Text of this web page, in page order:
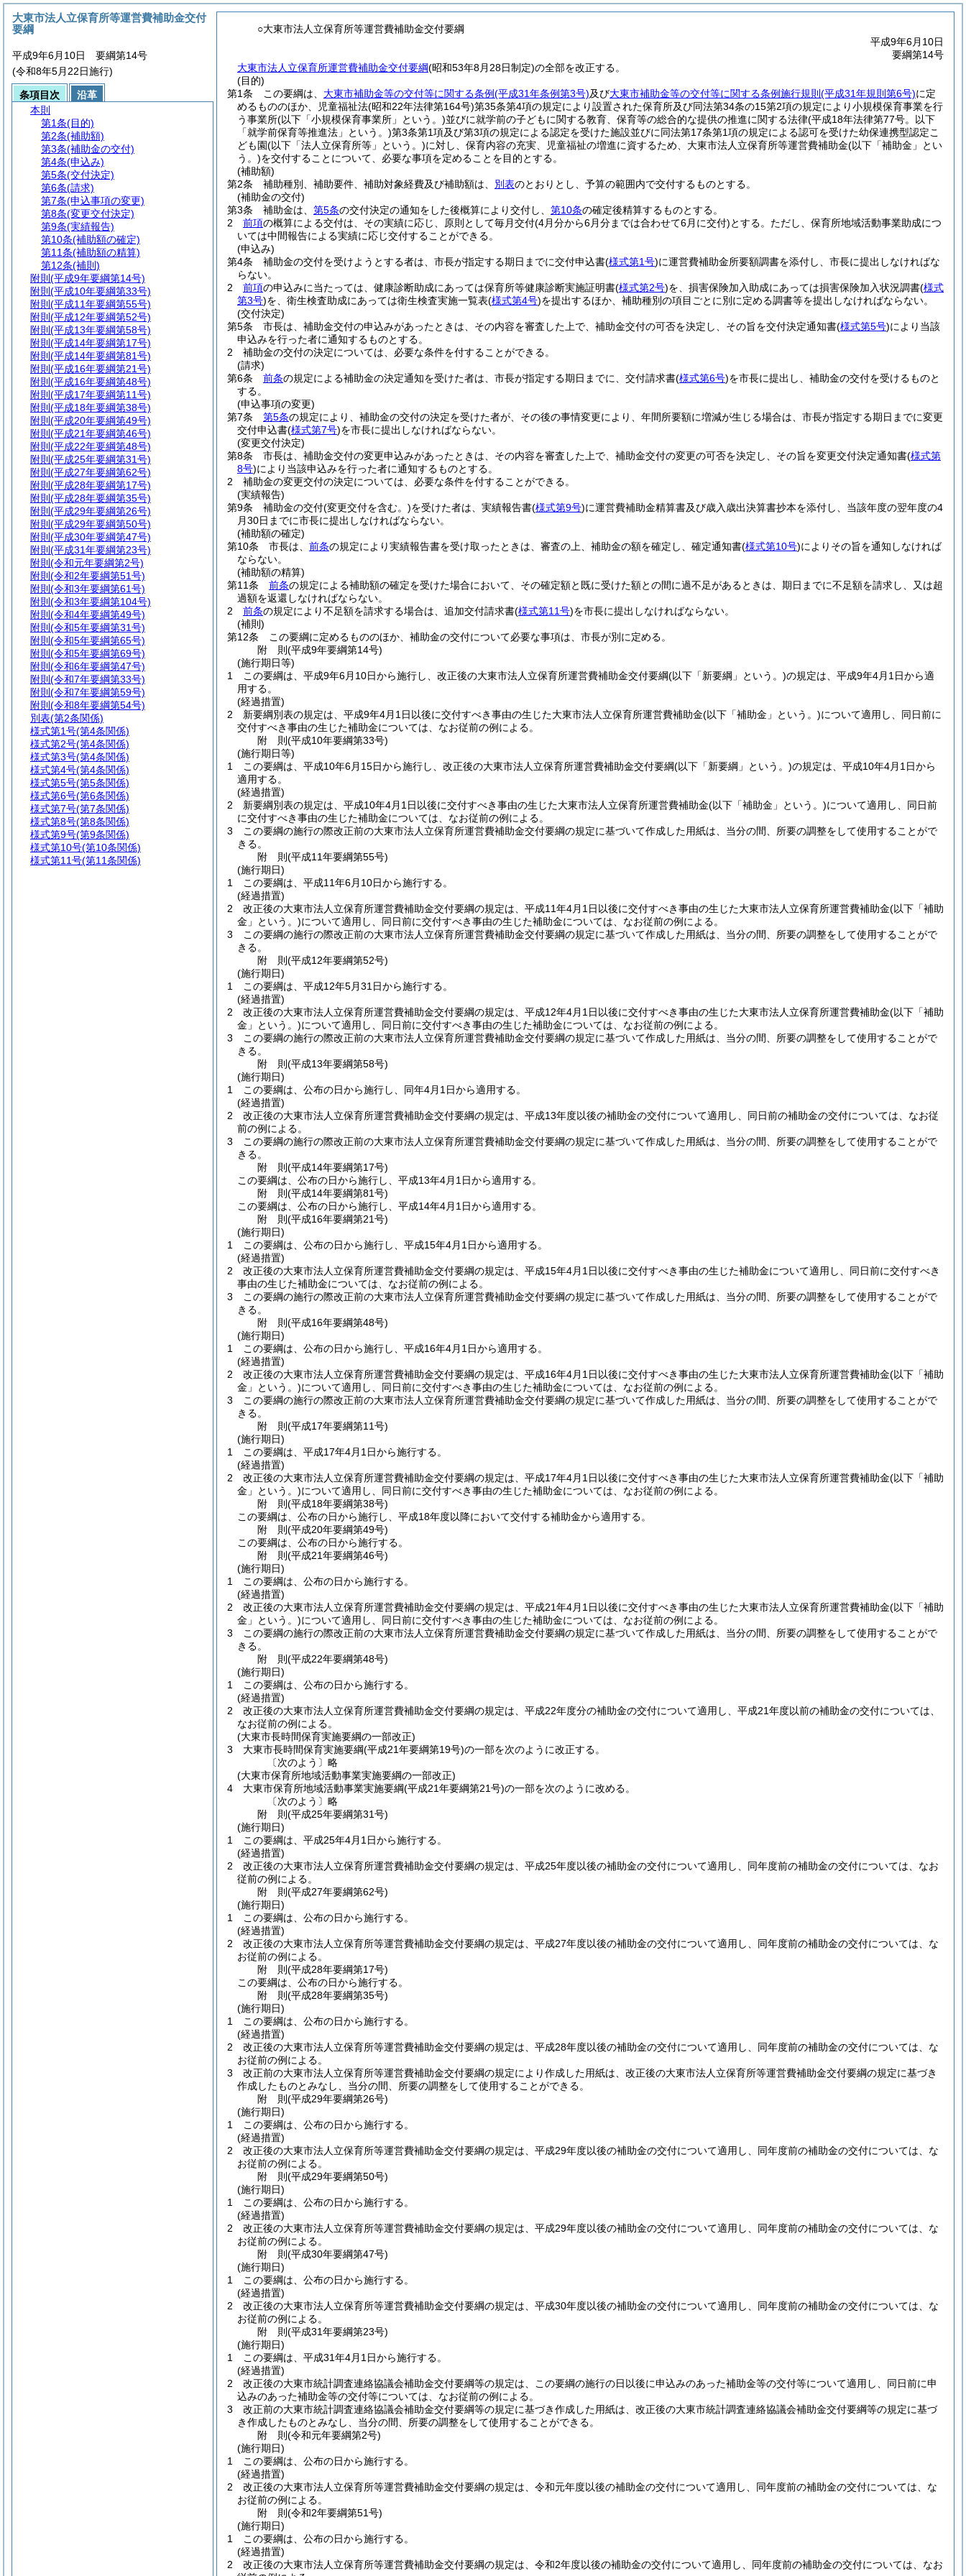
○大東市法人立保育所等運営費補助金交付要綱
平成9年6月10日
要綱第14号
大東市法人立保育所運営費補助金交付要綱(昭和53年8月28日制定)の全部を改正する。
(目的)
第1条
この要綱は、 大東市補助金等の交付等に関する条例(平成31年条例第3号)及び大東市補助金等の交付等に関する条例施行規則 (平成31年規則第6号)に定
めるもののほか、児童福祉法(昭和22年法律第164号)第35条第4項の規定により設置された保育所及び同法第34条の15第2項の規定により小規模保育事業を行
う事業所(以下「小規模保育事業所」という。)並びに就学前の子どもに関する教育、保育等の総合的な提供の推進に関する法律(平成18年法律第77号。以下
「就学前保育等推進法」という。)第3条第1項及び第3項の規定による認定を受けた施設並びに同法第17条第1項の規定による認可を受けた幼保連携型認定こ
ども園(以下「法人立保育所等」という。)に対し、保育内容の充実、児童福祉の増進に資するため、大東市法人立保育所等運営費補助金(以下「補助金」とい
う。)を交付することについて、必要な事項を定めることを目的とする。
(補助額)
第2条
補助種別、補助要件、補助対象経費及び補助額は、 別表のとおりとし、予算の範囲内で交付するものとする。
(補助金の交付)
第3条
補助金は、 第5条の交付決定の通知をした後概算により交付し、 第10条の確定後精算するものとする。
2
前項の概算による交付は、その実績に応じ、原則として毎月交付(4月分から6月分までは合わせて6月に交付)とする。 ただし、保育所地域活動事業助成につ
いては中間報告による実績に応じ交付することができる。
(申込み)
第4条
補助金の交付を受けようとする者は、市長が指定する期日までに交付申込書(様式第1号)に運営費補助金所要額調書を添付し、市長に提出しなければな
らない。
2
前項の申込みに当たっては、健康診断助成にあっては保育所等健康診断実施証明書(様式第2号)を、損害保険加入助成にあっては損害保険加入状況調書(様式
第3号)を、衛生検査助成にあっては衛生検査実施一覧表(様式第4号)を提出するほか、補助種別の項目ごとに別に定める調書等を提出しなければならない。
(交付決定)
第5条
市長は、補助金交付の申込みがあったときは、その内容を審査した上で、補助金交付の可否を決定し、その旨を交付決定通知書(様式第5号)により当該
申込みを行った者に通知するものとする。
2
補助金の交付の決定については、必要な条件を付することができる。
(請求)
第6条
前条の規定による補助金の決定通知を受けた者は、市長が指定する期日までに、交付請求書(様式第6号)を市長に提出し、補助金の交付を受けるものと
する。
(申込事項の変更)
第7条
第5条の規定により、補助金の交付の決定を受けた者が、その後の事情変更により、年間所要額に増減が生じる場合は、市長が指定する期日までに変更
交付申込書(様式第7号)を市長に提出しなければならない。
(変更交付決定)
第8条
市長は、補助金交付の変更申込みがあったときは、その内容を審査した上で、補助金交付の変更の可否を決定し、その旨を変更交付決定通知書(様式第
8号)により当該申込みを行った者に通知するものとする。
2
補助金の変更交付の決定については、必要な条件を付することができる。
(実績報告)
第9条
補助金の交付(変更交付を含む。)を受けた者は、実績報告書(様式第9号)に運営費補助金精算書及び歳入歳出決算書抄本を添付し、当該年度の翌年度の4
月30日までに市長に提出しなければならない。
(補助額の確定)
第10条
市長は、 前条の規定により実績報告書を受け取ったときは、審査の上、補助金の額を確定し、確定通知書(様式第10号)によりその旨を通知しなければ
ならない。
(補助額の精算)
第11条
前条の規定による補助額の確定を受けた場合において、その確定額と既に受けた額との間に過不足があるときは、期日までに不足額を請求し、又は超
過額を返還しなければならない。
2
前条の規定により不足額を請求する場合は、追加交付請求書(様式第11号)を市長に提出しなければならない。
(補則)
第12条
この要綱に定めるもののほか、補助金の交付について必要な事項は、市長が別に定める。
附 則(平成9年要綱第14号)
(施行期日等)
1
この要綱は、平成9年6月10日から施行し、改正後の大東市法人立保育所運営費補助金交付要綱(以下「新要綱」という。)の規定は、平成9年4月1日から適
用する。
(経過措置)
2
新要綱別表の規定は、平成9年4月1日以後に交付すべき事由の生じた大東市法人立保育所運営費補助金(以下「補助金」という。)について適用し、同日前に
交付すべき事由の生じた補助金については、なお従前の例による。
附 則(平成10年要綱第33号)
(施行期日等)
1
この要綱は、平成10年6月15日から施行し、改正後の大東市法人立保育所運営費補助金交付要綱(以下「新要綱」という。)の規定は、平成10年4月1日から
適用する。
(経過措置)
2
新要綱別表の規定は、平成10年4月1日以後に交付すべき事由の生じた大東市法人立保育所運営費補助金(以下「補助金」という。)について適用し、同日前
に交付すべき事由の生じた補助金については、なお従前の例による。
3
この要綱の施行の際改正前の大東市法人立保育所運営費補助金交付要綱の規定に基づいて作成した用紙は、当分の間、所要の調整をして使用することがで
きる。
附 則(平成11年要綱第55号)
(施行期日)
1
この要綱は、平成11年6月10日から施行する。
(経過措置)
2
改正後の大東市法人立保育所運営費補助金交付要綱の規定は、平成11年4月1日以後に交付すべき事由の生じた大東市法人立保育所運営費補助金(以下「補助
金」という。)について適用し、同日前に交付すべき事由の生じた補助金については、なお従前の例による。
3
この要綱の施行の際改正前の大東市法人立保育所運営費補助金交付要綱の規定に基づいて作成した用紙は、当分の間、所要の調整をして使用することがで
きる。
附 則(平成12年要綱第52号)
(施行期日)
1
この要綱は、平成12年5月31日から施行する。
(経過措置)
2
改正後の大東市法人立保育所運営費補助金交付要綱の規定は、平成12年4月1日以後に交付すべき事由の生じた大東市法人立保育所運営費補助金(以下「補助
金」という。)について適用し、同日前に交付すべき事由の生じた補助金については、なお従前の例による。
3
この要綱の施行の際改正前の大東市法人立保育所運営費補助金交付要綱の規定に基づいて作成した用紙は、当分の間、所要の調整をして使用することがで
きる。
附 則(平成13年要綱第58号)
(施行期日)
1
この要綱は、公布の日から施行し、同年4月1日から適用する。
(経過措置)
2
改正後の大東市法人立保育所運営費補助金交付要綱の規定は、平成13年度以後の補助金の交付について適用し、同日前の補助金の交付については、なお従
前の例による。
3
この要綱の施行の際改正前の大東市法人立保育所運営費補助金交付要綱の規定に基づいて作成した用紙は、当分の間、所要の調整をして使用することがで
きる。
附 則(平成14年要綱第17号)
この要綱は、公布の日から施行し、平成13年4月1日から適用する。
附 則(平成14年要綱第81号)
この要綱は、公布の日から施行し、平成14年4月1日から適用する。
附 則(平成16年要綱第21号)
(施行期日)
1
この要綱は、公布の日から施行し、平成15年4月1日から適用する。
(経過措置)
2
改正後の大東市法人立保育所運営費補助金交付要綱の規定は、平成15年4月1日以後に交付すべき事由の生じた補助金について適用し、同日前に交付すべき
事由の生じた補助金については、なお従前の例による。
3
この要綱の施行の際改正前の大東市法人立保育所運営費補助金交付要綱の規定に基づいて作成した用紙は、当分の間、所要の調整をして使用することがで
きる。
附 則(平成16年要綱第48号)
(施行期日)
1
この要綱は、公布の日から施行し、平成16年4月1日から適用する。
(経過措置)
2
改正後の大東市法人立保育所運営費補助金交付要綱の規定は、平成16年4月1日以後に交付すべき事由の生じた大東市法人立保育所運営費補助金(以下「補助
金」という。)について適用し、同日前に交付すべき事由の生じた補助金については、なお従前の例による。
3
この要綱の施行の際改正前の大東市法人立保育所運営費補助金交付要綱の規定に基づいて作成した用紙は、当分の間、所要の調整をして使用することがで
きる。
附 則(平成17年要綱第11号)
(施行期日)
1
この要綱は、平成17年4月1日から施行する。
(経過措置)
2
改正後の大東市法人立保育所運営費補助金交付要綱の規定は、平成17年4月1日以後に交付すべき事由の生じた大東市法人立保育所運営費補助金(以下「補助
金」という。)について適用し、同日前に交付すべき事由の生じた補助金については、なお従前の例による。
附 則(平成18年要綱第38号)
この要綱は、公布の日から施行し、平成18年度以降において交付する補助金から適用する。
附 則(平成20年要綱第49号)
この要綱は、公布の日から施行する。
附 則(平成21年要綱第46号)
(施行期日)
1
この要綱は、公布の日から施行する。
(経過措置)
2
改正後の大東市法人立保育所運営費補助金交付要綱の規定は、平成21年4月1日以後に交付すべき事由の生じた大東市法人立保育所運営費補助金(以下「補助
金」という。)について適用し、同日前に交付すべき事由の生じた補助金については、なお従前の例による。
3
この要綱の施行の際改正前の大東市法人立保育所運営費補助金交付要綱の規定に基づいて作成した用紙は、当分の間、所要の調整をして使用することがで
きる。
附 則(平成22年要綱第48号)
(施行期日)
1
この要綱は、公布の日から施行する。
(経過措置)
2
改正後の大東市法人立保育所運営費補助金交付要綱の規定は、平成22年度分の補助金の交付について適用し、平成21年度以前の補助金の交付については、
なお従前の例による。
(大東市長時間保育実施要綱の一部改正)
3
大東市長時間保育実施要綱(平成21年要綱第19号)の一部を次のように改正する。
〔次のよう〕略
(大東市保育所地域活動事業実施要綱の一部改正)
4
大東市保育所地域活動事業実施要綱(平成21年要綱第21号)の一部を次のように改める。
〔次のよう〕略
附 則(平成25年要綱第31号)
(施行期日)
1
この要綱は、平成25年4月1日から施行する。
(経過措置)
2
改正後の大東市法人立保育所運営費補助金交付要綱の規定は、平成25年度以後の補助金の交付について適用し、同年度前の補助金の交付については、なお
従前の例による。
附 則(平成27年要綱第62号)
(施行期日)
1
この要綱は、公布の日から施行する。
(経過措置)
2
改正後の大東市法人立保育所等運営費補助金交付要綱の規定は、平成27年度以後の補助金の交付について適用し、同年度前の補助金の交付については、な
お従前の例による。
附 則(平成28年要綱第17号)
この要綱は、公布の日から施行する。
附 則(平成28年要綱第35号)
(施行期日)
1
この要綱は、公布の日から施行する。
(経過措置)
2
改正後の大東市法人立保育所等運営費補助金交付要綱の規定は、平成28年度以後の補助金の交付について適用し、同年度前の補助金の交付については、な
お従前の例による。
3
改正前の大東市法人立保育所等運営費補助金交付要綱の規定により作成した用紙は、改正後の大東市法人立保育所等運営費補助金交付要綱の規定に基づき
作成したものとみなし、当分の間、所要の調整をして使用することができる。
附 則(平成29年要綱第26号)
(施行期日)
1
この要綱は、公布の日から施行する。
(経過措置)
2
改正後の大東市法人立保育所等運営費補助金交付要綱の規定は、平成29年度以後の補助金の交付について適用し、同年度前の補助金の交付については、な
お従前の例による。
附 則(平成29年要綱第50号)
(施行期日)
1
この要綱は、公布の日から施行する。
(経過措置)
2
改正後の大東市法人立保育所等運営費補助金交付要綱の規定は、平成29年度以後の補助金の交付について適用し、同年度前の補助金の交付については、な
お従前の例による。
附 則(平成30年要綱第47号)
(施行期日)
1
この要綱は、公布の日から施行する。
(経過措置)
2
改正後の大東市法人立保育所等運営費補助金交付要綱の規定は、平成30年度以後の補助金の交付について適用し、同年度前の補助金の交付については、な
お従前の例による。
附 則(平成31年要綱第23号)
(施行期日)
1
この要綱は、平成31年4月1日から施行する。
(経過措置)
2
改正後の大東市統計調査連絡協議会補助金交付要綱等の規定は、この要綱の施行の日以後に申込みのあった補助金等の交付等について適用し、同日前に申
込みのあった補助金等の交付等については、なお従前の例による。
3
改正前の大東市統計調査連絡協議会補助金交付要綱等の規定に基づき作成した用紙は、改正後の大東市統計調査連絡協議会補助金交付要綱等の規定に基づ
き作成したものとみなし、当分の間、所要の調整をして使用することができる。
附 則(令和元年要綱第2号)
(施行期日)
1
この要綱は、公布の日から施行する。
(経過措置)
2
改正後の大東市法人立保育所等運営費補助金交付要綱の規定は、令和元年度以後の補助金の交付について適用し、同年度前の補助金の交付については、な
お従前の例による。
附 則(令和2年要綱第51号)
(施行期日)
1
この要綱は、公布の日から施行する。
(経過措置)
2
改正後の大東市法人立保育所等運営費補助金交付要綱の規定は、令和2年度以後の補助金の交付について適用し、同年度前の補助金の交付については、なお
大東市法人立保育所等運営費補助金交付
要綱
平成9年6月10日 要綱第14号
(令和8年5月22日施行)
条項目次
沿革
本則
第1条(目的)
第2条(補助額)
第3条(補助金の交付)
第4条(申込み)
第5条(交付決定)
第6条(請求)
第7条(申込事項の変更)
第8条(変更交付決定)
第9条(実績報告)
第10条(補助額の確定)
第11条(補助額の精算)
第12条(補則)
附則 (平成9年要綱第14号)
附則 (平成10年要綱第33号)
附則 (平成11年要綱第55号)
附則 (平成12年要綱第52号)
附則 (平成13年要綱第58号)
附則 (平成14年要綱第17号)
附則 (平成14年要綱第81号)
附則 (平成16年要綱第21号)
附則 (平成16年要綱第48号)
附則 (平成17年要綱第11号)
附則 (平成18年要綱第38号)
附則 (平成20年要綱第49号)
附則 (平成21年要綱第46号)
附則 (平成22年要綱第48号)
附則 (平成25年要綱第31号)
附則 (平成27年要綱第62号)
附則 (平成28年要綱第17号)
附則 (平成28年要綱第35号)
附則 (平成29年要綱第26号)
附則 (平成29年要綱第50号)
附則 (平成30年要綱第47号)
附則 (平成31年要綱第23号)
附則 (令和元年要綱第2号)
附則 (令和2年要綱第51号)
附則 (令和3年要綱第61号)
附則 (令和3年要綱第104号)
附則 (令和4年要綱第49号)
附則 (令和5年要綱第31号)
附則 (令和5年要綱第65号)
附則 (令和5年要綱第69号)
附則 (令和6年要綱第47号)
附則 (令和7年要綱第33号)
附則 (令和7年要綱第59号)
附則 (令和8年要綱第54号)
別表(第2条関係)
様式第1号(第4条関係)
様式第2号(第4条関係)
様式第3号(第4条関係)
様式第4号(第4条関係)
様式第5号(第5条関係)
様式第6号(第6条関係)
様式第7号(第7条関係)
様式第8号(第8条関係)
様式第9号(第9条関係)
様式第10号(第10条関係)
様式第11号(第11条関係)